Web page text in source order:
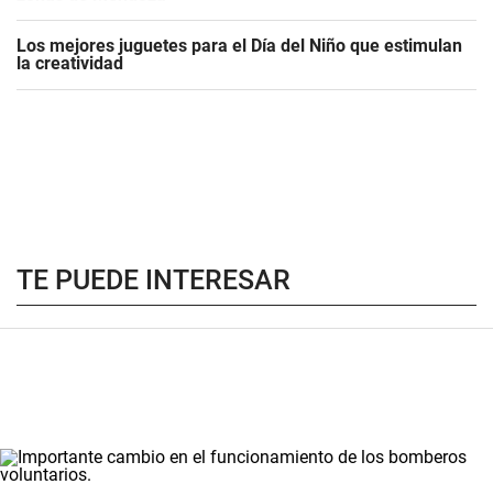
Los mejores juguetes para el Día del Niño que estimulan
la creatividad
TE PUEDE INTERESAR